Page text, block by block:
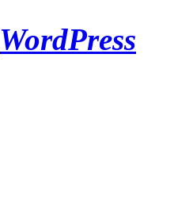
WordPress